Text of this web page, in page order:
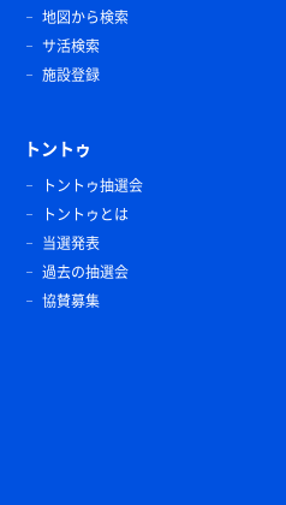
地図から検索
サ活検索
施設登録
トントゥ
トントゥ抽選会
トントゥとは
当選発表
過去の抽選会
協賛募集